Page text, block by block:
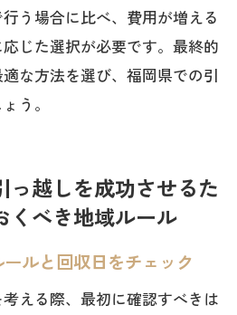
う場合に比べ、費用が増える
じた選択が必要です。最終的
な方法を選び、福岡県での引
う。
っ越しを成功させるた
くべき地域ルール
ルと回収日をチェック
える際、最初に確認すべきは